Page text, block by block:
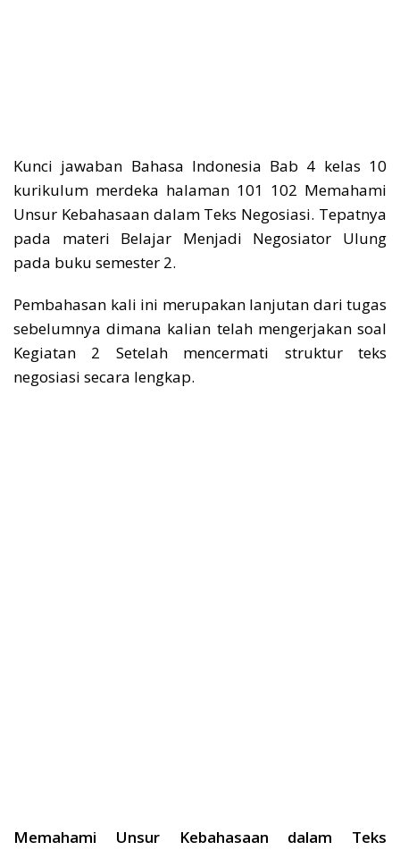
Kunci jawaban Bahasa Indonesia Bab 4 kelas 10
kurikulum merdeka halaman 101 102 Memahami
Unsur Kebahasaan dalam Teks Negosiasi. Tepatnya
pada materi Belajar Menjadi Negosiator Ulung
pada buku semester 2.
Pembahasan kali ini merupakan lanjutan dari tugas
sebelumnya dimana kalian telah mengerjakan soal
Kegiatan 2 Setelah mencermati struktur teks
negosiasi secara lengkap.
Memahami Unsur Kebahasaan dalam Teks